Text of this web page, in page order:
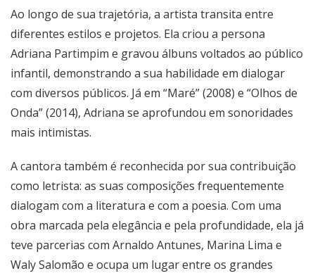
Ao longo de sua trajetória, a artista transita entre
diferentes estilos e projetos. Ela criou a persona
Adriana Partimpim e gravou álbuns voltados ao público
infantil, demonstrando a sua habilidade em dialogar
com diversos públicos. Já em “Maré” (2008) e “Olhos de
Onda” (2014), Adriana se aprofundou em sonoridades
mais intimistas.
A cantora também é reconhecida por sua contribuição
como letrista: as suas composições frequentemente
dialogam com a literatura e com a poesia. Com uma
obra marcada pela elegância e pela profundidade, ela já
teve parcerias com Arnaldo Antunes, Marina Lima e
Waly Salomão e ocupa um lugar entre os grandes